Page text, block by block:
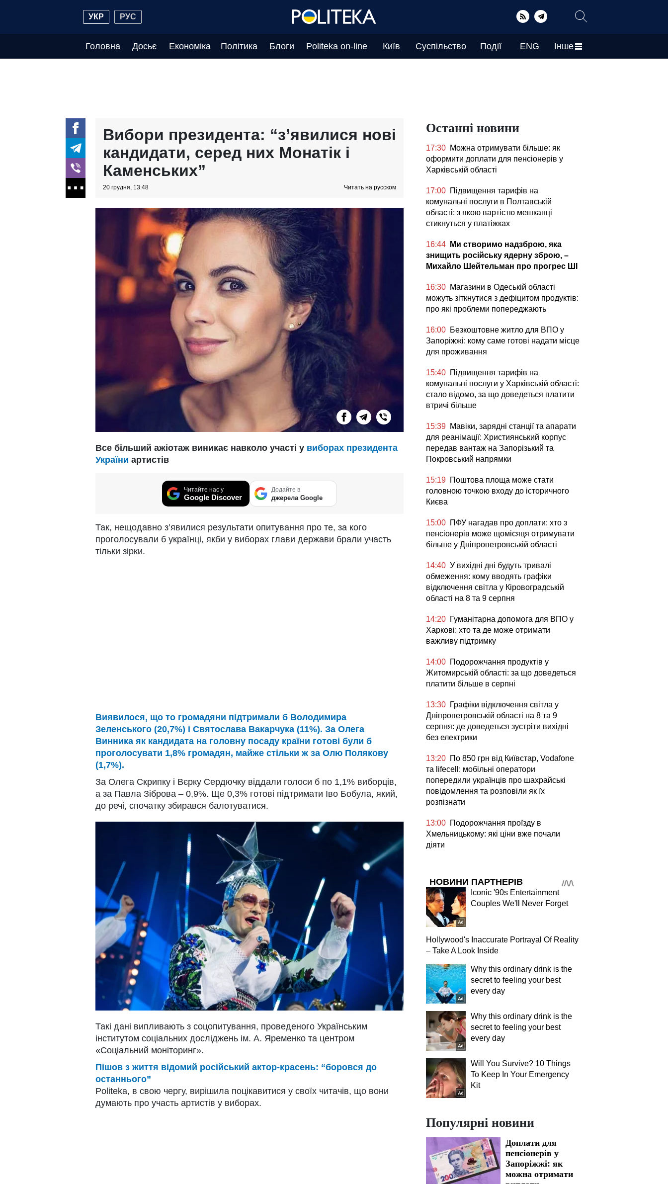
УКР РУС
Головна Досьє Економіка Політика Блоги Politeka on-line Київ Суспільство Події ENG Інше
Вибори президента: “з’явилися нові
кандидати, серед них Монатік і
Каменських”
20 грудня, 13:48 Читать на русском
Все більший ажіотаж виникає навколо участі у виборах президента
України артистів
Читайте нас у
Google Discover
Додайте в
джерела Google
Так, нещодавно з’явилися результати опитування про те, за кого
проголосували б українці, якби у виборах глави держави брали участь
тільки зірки.
Виявилося, що то громадяни підтримали б Володимира
Зеленського (20,7%) і Святослава Вакарчука (11%). За Олега
Винника як кандидата на головну посаду країни готові були б
проголосувати 1,8% громадян, майже стільки ж за Олю Полякову
(1,7%).
За Олега Скрипку і Вєрку Сердючку віддали голоси б по 1,1% виборців,
а за Павла Зіброва – 0,9%. Ще 0,3% готові підтримати Іво Бобула, який,
до речі, спочатку збирався балотуватися.
Такі дані випливають з соцопитування, проведеного Українським
інститутом соціальних досліджень ім. А. Яременко та центром
«Соціальний моніторинг».
Пішов з життя відомий російський актор-красень: “боровся до
останнього”
Politeka, в свою чергу, вирішила поцікавитися у своїх читачів, що вони
думають про участь артистів у виборах.
Останні новини
17:30 Можна отримувати більше: як
оформити доплати для пенсіонерів у
Харківській області
17:00 Підвищення тарифів на
комунальні послуги в Полтавській
області: з якою вартістю мешканці
стикнуться у платіжках
16:44
Ми створимо надзброю, яка
знищить російську ядерну зброю, –
Михайло Шейтельман про прогрес ШІ
16:30 Магазини в Одеській області
можуть зіткнутися з дефіцитом продуктів:
про які проблеми попереджають
16:00 Безкоштовне житло для ВПО у
Запоріжжі: кому саме готові надати місце
для проживання
15:40 Підвищення тарифів на
комунальні послуги у Харківській області:
стало відомо, за що доведеться платити
втричі більше
15:39 Мавіки, зарядні станції та апарати
для реанімації: Християнський корпус
передав вантаж на Запорізький та
Покровський напрямки
15:19 Поштова площа може стати
головною точкою входу до історичного
Києва
15:00 ПФУ нагадав про доплати: хто з
пенсіонерів може щомісяця отримувати
більше у Дніпропетровській області
14:40 У вихідні дні будуть тривалі
обмеження: кому вводять графіки
відключення світла у Кіровоградській
області на 8 та 9 серпня
14:20 Гуманітарна допомога для ВПО у
Харкові: хто та де може отримати
важливу підтримку
14:00 Подорожчання продуктів у
Житомирській області: за що доведеться
платити більше в серпні
13:30 Графіки відключення світла у
Дніпропетровській області на 8 та 9
серпня: де доведеться зустріти вихідні
без електрики
13:20 По 850 грн від Київстар, Vodafone
та lifecell: мобільні оператори
попередили українців про шахрайські
повідомлення та розповіли як їх
розпізнати
13:00 Подорожчання проїзду в
Хмельницькому: які ціни вже почали
діяти
НОВИНИ ПАРТНЕРІВ
Iconic '90s Entertainment
Couples We'll Never Forget
Hollywood's Inaccurate Portrayal Of Reality
– Take A Look Inside
Why this ordinary drink is the
secret to feeling your best
every day
Why this ordinary drink is the
secret to feeling your best
every day
Will You Survive? 10 Things
To Keep In Your Emergency
Kit
Популярні новини
Доплати для
пенсіонерів у
Запоріжжі: як
можна отримати